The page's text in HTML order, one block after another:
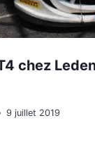
chez
9 juillet 2019